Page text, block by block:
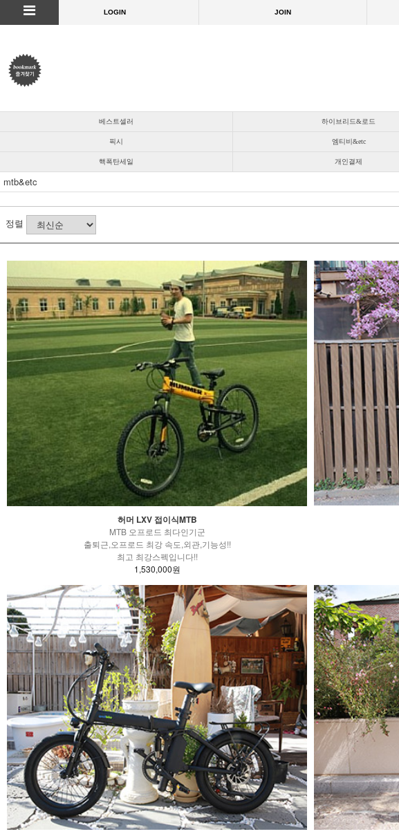
LOGIN JOIN
베스트셀러 하이브리드&로드
픽시 엠티비&etc
핵폭탄세일 개인결제
mtb&etc
정렬
허머 LXV 접이식MTB
MTB 오프로드 최다인기군
출퇴근,오프로드 최강 속도,외관,기능성!!
최고 최강스펙입니다!!
1,530,000원